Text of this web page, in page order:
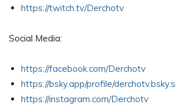
https://twitch.tv/Derchotv
Social Media:
https://facebook.com/Derchotv
https://bsky.app/profile/
https://instagram.com/Derchotv